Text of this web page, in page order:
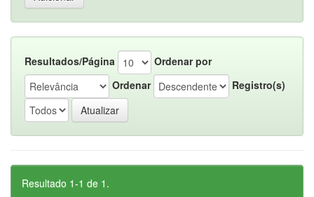
Resultados/Página
Ordenar por
Ordenar
Registro(s)
Resultado 1-1 de 1.